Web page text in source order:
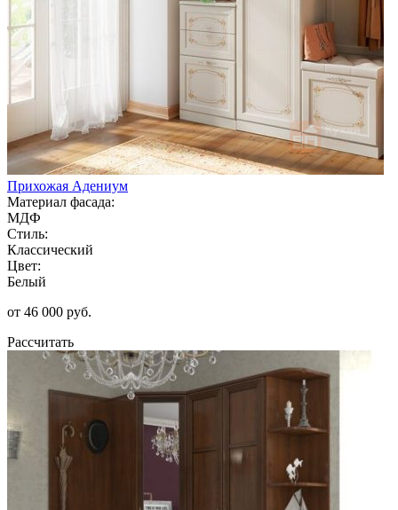
Прихожая Адениум
Материал фасада:
МДФ
Стиль:
Классический
Цвет:
Белый
от 46 000 руб.
Рассчитать